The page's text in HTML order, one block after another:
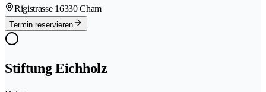
Rigistrasse 16330 Cham
Termin reservieren
Stiftung Eichholz